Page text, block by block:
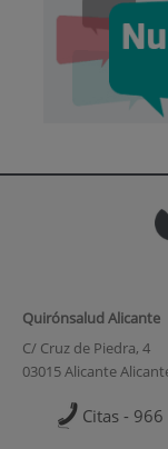
Quirónsalud Alicante
C/ Cruz de Piedra, 4
03015 Alicante
Citas -